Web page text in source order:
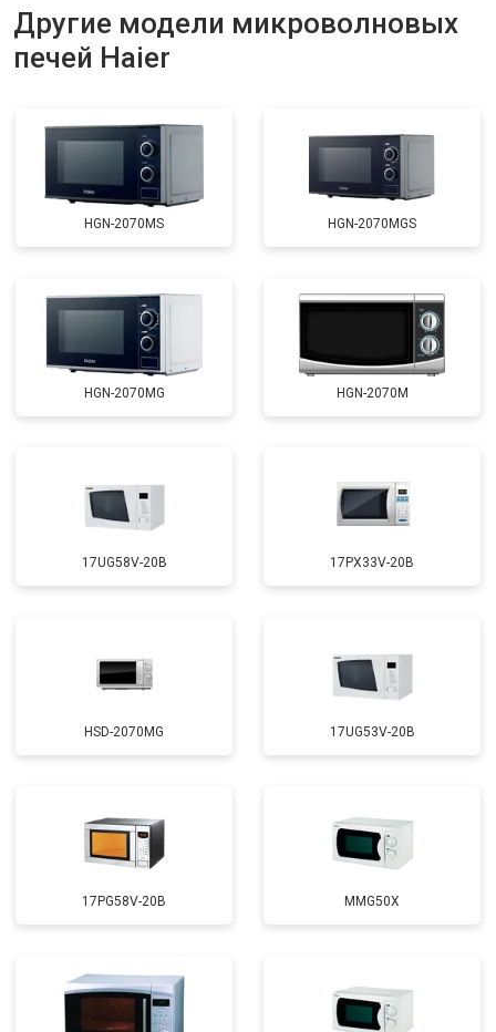
Другие модели микроволновых
печей Haier
HGN-2070MS HGN-2070MGS
HGN-2070MG HGN-2070M
17UG58V-20B 17PX33V-20B
HSD-2070MG 17UG53V-20B
17PG58V-20B MMG50X